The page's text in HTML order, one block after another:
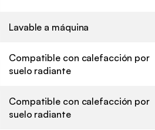
Lavable a máquina
Compatible con calefacción por
suelo radiante
Compatible con calefacción por
suelo radiante